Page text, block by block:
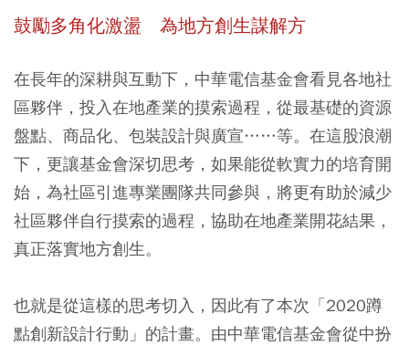
鼓勵多角化激盪 為地方創生謀解方
在長年的深耕與互動下，中華電信基金會看見各地社
區夥伴，投入在地產業的摸索過程，從最基礎的資源
盤點、商品化、包裝設計與廣宣……等。在這股浪潮
下，更讓基金會深切思考，如果能從軟實力的培育開
始，為社區引進專業團隊共同參與，將更有助於減少
社區夥伴自行摸索的過程，協助在地產業開花結果，
真正落實地方創生。
也就是從這樣的思考切入，因此有了本次「2020蹲
點創新設計行動」的計畫。由中華電信基金會從中扮